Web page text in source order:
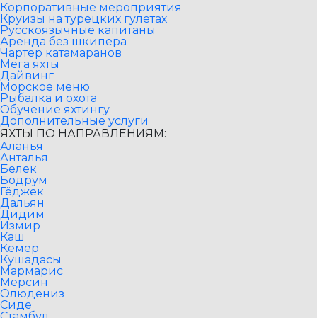
Корпоративные мероприятия
Круизы на турецких гулетах
Русскоязычные капитаны
Аренда без шкипера
Чартер катамаранов
Мега яхты
Дайвинг
Морское меню
Рыбалка и охота
Обучение яхтингу
Дополнительные услуги
ЯХТЫ ПО НАПРАВЛЕНИЯМ:
Аланья
Анталья
Белек
Бодрум
Гёджек
Дальян
Дидим
Измир
Каш
Кемер
Кушадасы
Мармарис
Мерсин
Олюдениз
Сиде